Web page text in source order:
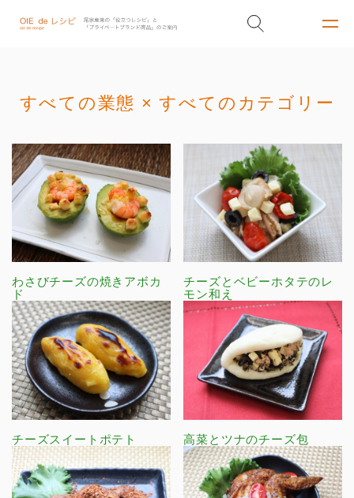
すべての業態 × すべてのカテゴリー
わさびチーズの焼きアボカ
ド
チーズとベビーホタテのレ
モン和え
チーズスイートポテト 高菜とツナのチーズ包